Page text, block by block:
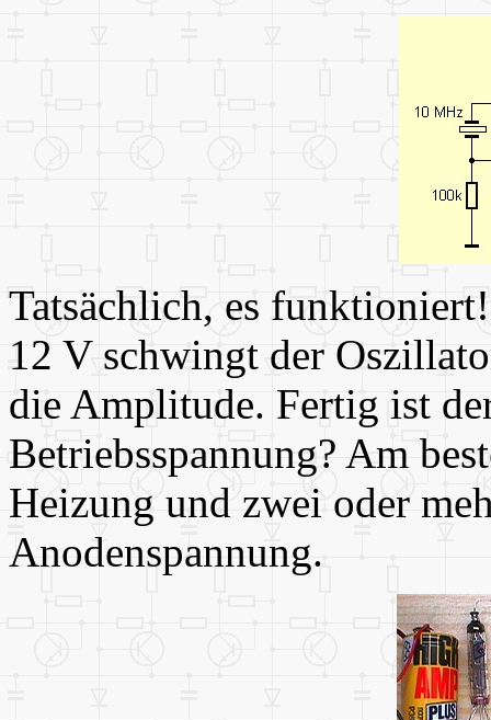
Tatsächlich, es
12 V schwingt der
die Amplitude. Fertig ist
Betriebsspannung? Am
Heizung und zwei oder
Anodenspannung.